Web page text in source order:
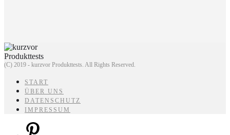
(C) 2019 - kurzvor Produkttests. All Rights Reserved.
START
ÜBER UNS
DATENSCHUTZ
IMPRESSUM